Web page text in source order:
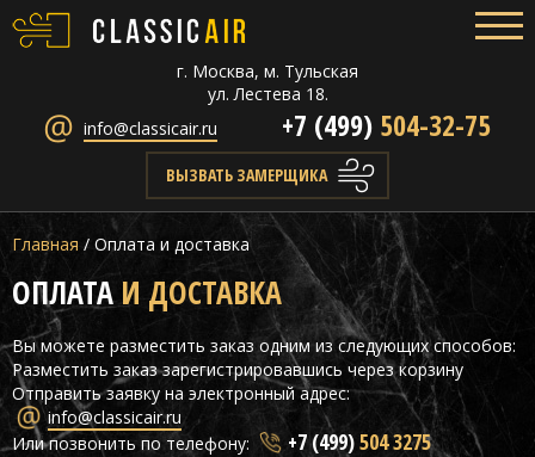
г. Москва, м. Тульская
ул. Лестева 18.
info@classicair.ru
+7 (499) 504-32-75
ВЫЗВАТЬ ЗАМЕРЩИКА
Главная / Оплата и доставка
ОПЛАТА И ДОСТАВКА
Вы можете разместить заказ одним из следующих способов:
Разместить заказ зарегистрировавшись через корзину
Отправить заявку на электронный адрес:
info@classicair.ru
Или позвонить по телефону:
+7 (499)504 3275